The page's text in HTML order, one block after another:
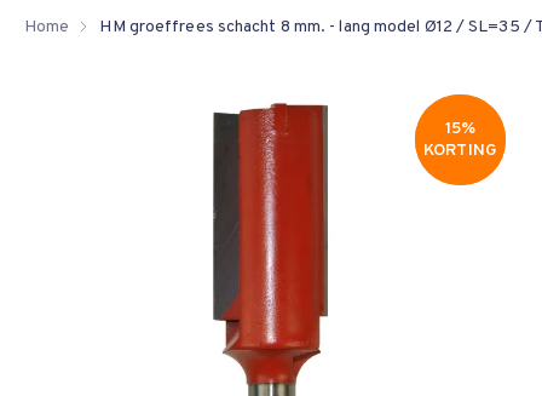
Home HM groeffrees schacht 8 mm. - lang model Ø12 / SL=35 /
15%
KORTING
15%
KORTING